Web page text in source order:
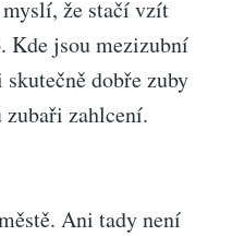
že stačí vzít
Kde jsou mezizubní
dobře zuby
zahlcení.
Ani tady není